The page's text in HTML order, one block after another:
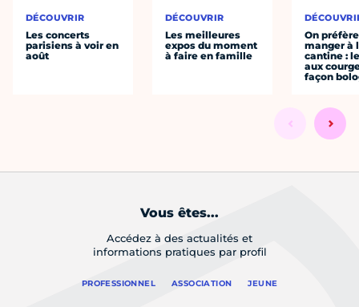
DÉCOUVRIR
Les concerts
parisiens à voir en
août
DÉCOUVRIR
Les meilleures
expos du moment
à faire en famille
On préfère
manger à
cantine :
aux
façon
Vous êtes...
Accédez à des actualités et
informations pratiques par profil
PROFESSIONNEL ASSOCIATION JEUNE